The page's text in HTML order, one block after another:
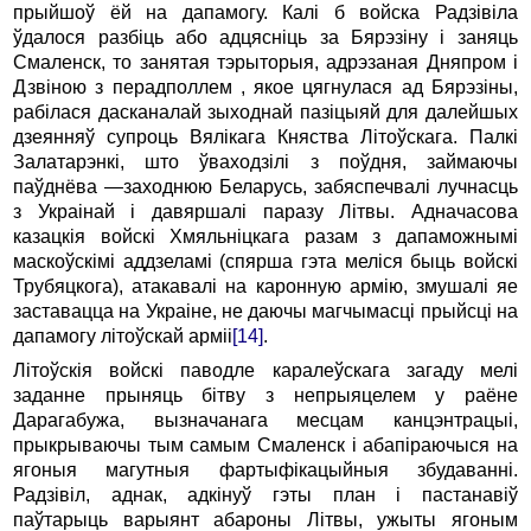
прыйшоў ёй на дапамогу. Калі б войска Радзівіла
ўдалося разбіць або адцясніць за Бярэзіну і заняць
Смаленск, то занятая тэрыторыя, адрэзаная Дняпром і
Дзвіною з перадполлем , якое цягнулася ад Бярэзіны,
рабілася дасканалай зыходнай пазіцыяй для далейшых
дзеянняў супроць Вялікага Княства Літоўскага. Палкі
Залатарэнкі, што ўваходзілі з поўдня, займаючы
паўднёва —заходнюю Беларусь, забяспечвалі лучнасць
з Украінай і давяршалі паразу Літвы. Адначасова
казацкія войскі Хмяльніцкага разам з дапаможнымі
маскоўскімі аддзеламі (спярша гэта меліся быць войскі
Трубяцкога), атакавалі на каронную армію, змушалі яе
заставацца на Украіне, не даючы магчымасці прыйсці на
дапамогу літоўскай арміі[14].
Літоўскія войскі паводле каралеўскага загаду мелі
заданне прыняць бітву з непрыяцелем у раёне
Дарагабужа, вызначанага месцам канцэнтрацыі,
прыкрываючы тым самым Смаленск і абапіраючыся на
ягоныя магутныя фартыфікацыйныя збудаванні.
Радзівіл, аднак, адкінуў гэты план і пастанавіў
паўтарыць варыянт абароны Літвы, ужыты ягоным